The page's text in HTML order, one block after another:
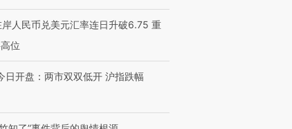
岸人民币兑美元汇率连日升破6.75 重
位
日开盘：两市双双低开 沪指跌幅